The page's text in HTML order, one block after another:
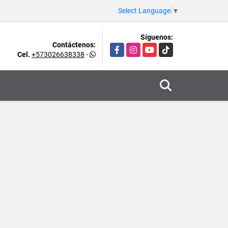
Select Language ▼
Contáctenos:
Cel. +573026638338 -
Síguenos:
FacebookInstagramYouTubeTikTok